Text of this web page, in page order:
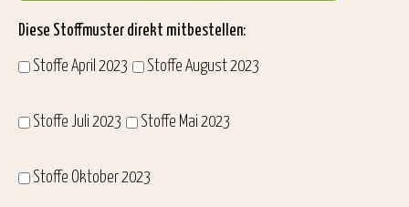
Diese Stoffmuster direkt mitbestellen:
Stoffe April 2023 Stoffe August 2023
Stoffe Juli 2023 Stoffe Mai 2023
Stoffe Oktober 2023